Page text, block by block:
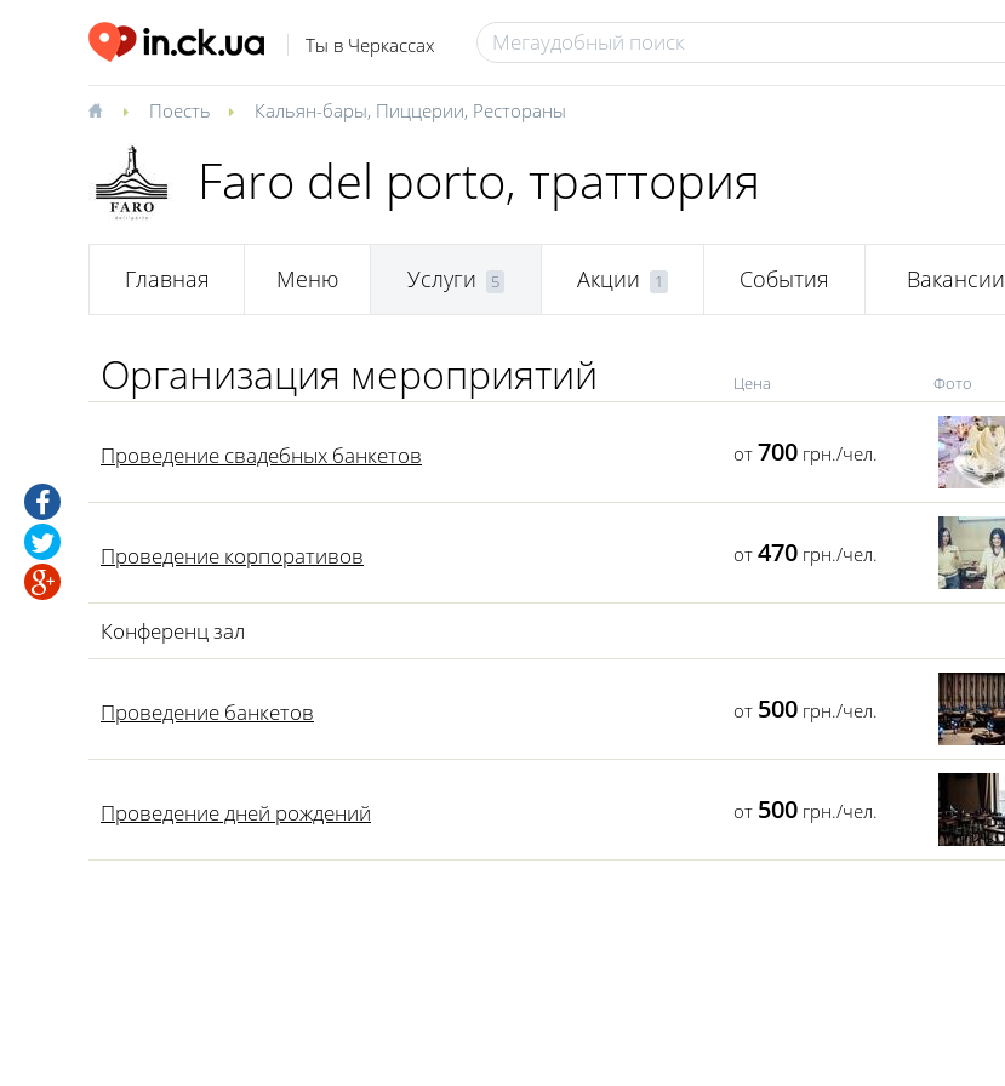
Ты в Черкассах
Поесть Кальян-бары, Пиццерии, Рестораны
Faro del porto, траттория
Главная Меню Услуги 5 Акции 1 События Вакансии
Организация мероприятий Цена Фото
Проведение свадебных банкетов от 700 грн./чел.
Проведение корпоративов от 470 грн./чел.
Конференц зал
Проведение банкетов от 500 грн./чел.
Проведение дней рождений от 500 грн./чел.